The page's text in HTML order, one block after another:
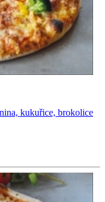
kukuřice, brokolice